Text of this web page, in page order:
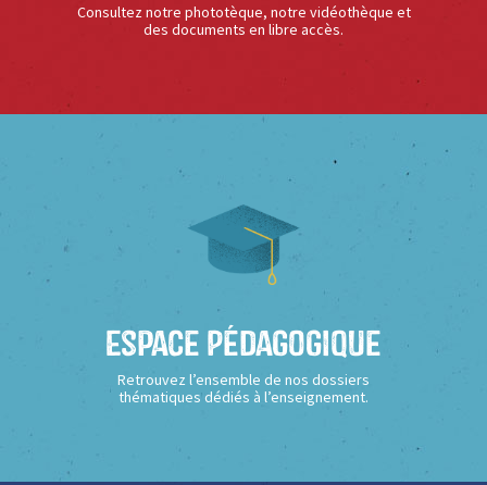
Consultez notre phototèque, notre vidéothèque et
des documents en libre accès.
Espace Pédagogique
Retrouvez l’ensemble de nos dossiers
thématiques dédiés à l’enseignement.